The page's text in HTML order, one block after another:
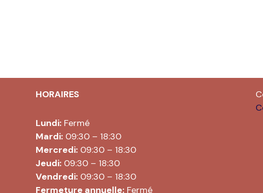
HORAIRES
Lundi: Fermé
Mardi: 09:30 – 18:30
Mercredi: 09:30 – 18:30
Jeudi: 09:30 – 18:30
Vendredi: 09:30 – 18:30
Fermeture annuelle: Fermé